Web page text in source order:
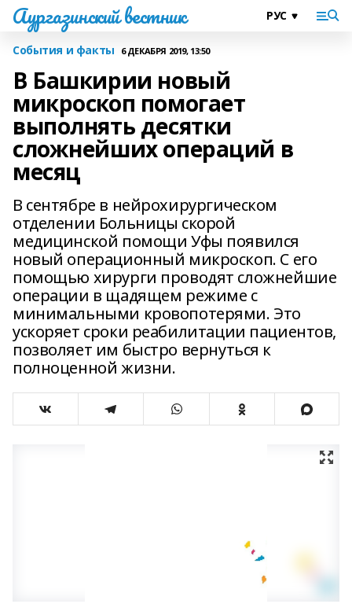
Аургазинский вестник
События и факты 6 ДЕКАБРЯ 2019, 13:50
В Башкирии новый
микроскоп помогает
выполнять десятки
сложнейших операций в
месяц
В сентябре в нейрохирургическом
отделении Больницы скорой
медицинской помощи Уфы появился
новый операционный микроскоп. С его
помощью хирурги проводят сложнейшие
операции в щадящем режиме с
минимальными кровопотерями. Это
ускоряет сроки реабилитации пациентов,
позволяет им быстро вернуться к
полноценной жизни.